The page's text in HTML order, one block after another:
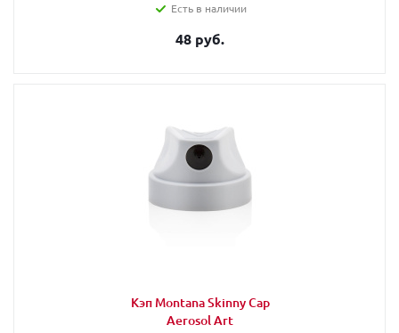
Есть в наличии
48 руб.
Кэп Montana Skinny Cap
Aerosol Art